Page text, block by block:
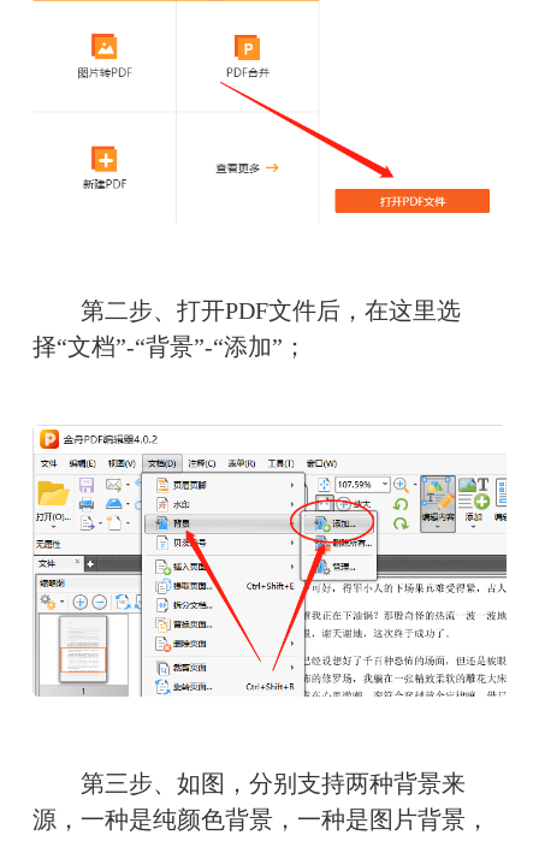
第二步、打开PDF文件后，在这里选
择“文档”-“背景”-“添加”；
第三步、如图，分别支持两种背景来
源，一种是纯颜色背景，一种是图片背景，